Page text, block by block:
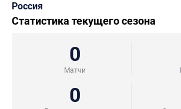
Россия
Статистика текущего сезона
0
Матчи
0